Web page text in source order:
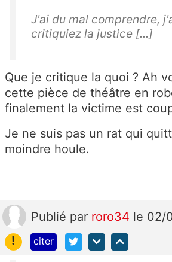
J'ai du mal comprendre,
critiquiez la justice [...]
Que je critique la quoi ? Ah
cette pièce de théâtre en
finalement la victime est
Je ne suis pas un rat qui
moindre houle.
Publié par roro34 le 02/
!
citer